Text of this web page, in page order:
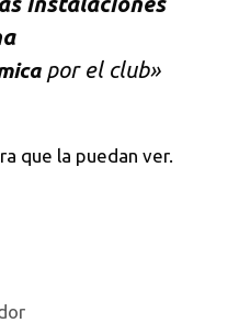
por el club»
que la puedan ver.